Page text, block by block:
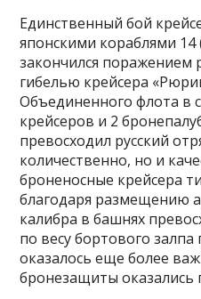
Единственный бой
японскими кораблями 14
закончился поражением
гибелью крейсера
Объединенного флота в
крейсеров и 2
превосходил русский
количественно, но и
броненосные крейсера
благодаря размещению
калибра в башнях
по весу бортового
оказалось еще более
бронезащиты оказались